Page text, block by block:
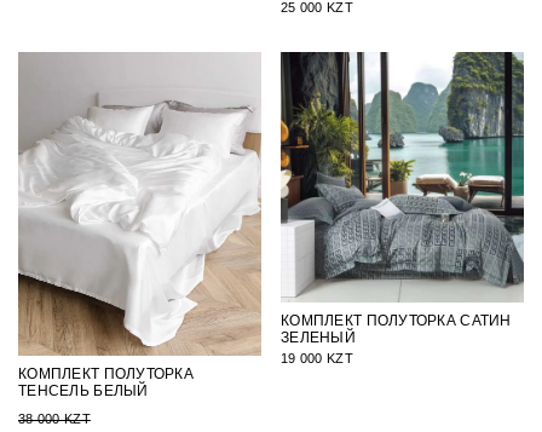
25 000 KZT
КОМПЛЕКТ ПОЛУТОРКА
ТЕНСЕЛЬ БЕЛЫЙ
38 000 KZT
КОМПЛЕКТ ПОЛУТОРКА САТИН
ЗЕЛЕНЫЙ
19 000 KZT